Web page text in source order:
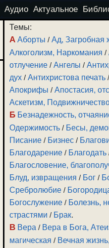
Аудио Актуальное
Темы:
А Аборты /Ад, Загробная
Алкоголизм, Наркомания /
отлучение /Ангелы /
дух /Антихристова печать
Апокрифы /Апостасия,
Аскетизм,
Б Безнадежность,
Одержимость / Бесы,
Писание / Бизнес /
Благодарение / Благодать
Благословение,
Блуд, извращения / Бог /
Сребролюбие /
Богослужение / Болезнь,
страстями / Брак.
В Вера / Вера в Бога,
магическая / Вечная